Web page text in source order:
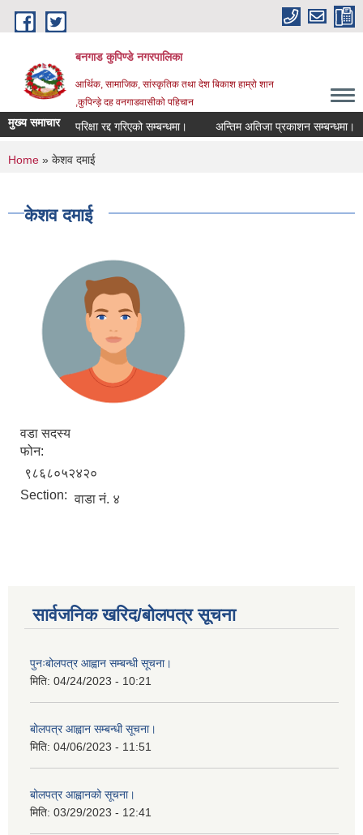
Skip to main content
बनगाड कुपिण्डे नगरपालिका
आर्थिक, सामाजिक, सांस्कृतिक तथा देश बिकाश हाम्रो शान
,कुपिन्ड़े दह वनगाडवासीको पहिचान
मुख्य समाचारपरिक्षा रद्द गरिएको सम्बन्धमा। अन्तिम अतिजा प्रकाशन सम्बन्धमा।
You are here
Home » केशव दमाई
केशव दमाई
वडा सदस्य
फोन:
९८६८०५२४२०
Section: वाडा नं. ४
सार्वजनिक खरिद/बोलपत्र सूचना
पुनःबोलपत्र आह्वान सम्बन्धी सूचना।
मिति: 04/24/2023 - 10:21
बोलपत्र आह्वान सम्बन्धी सूचना।
मिति: 04/06/2023 - 11:51
बोलपत्र आह्वानको सूचना।
मिति: 03/29/2023 - 12:41